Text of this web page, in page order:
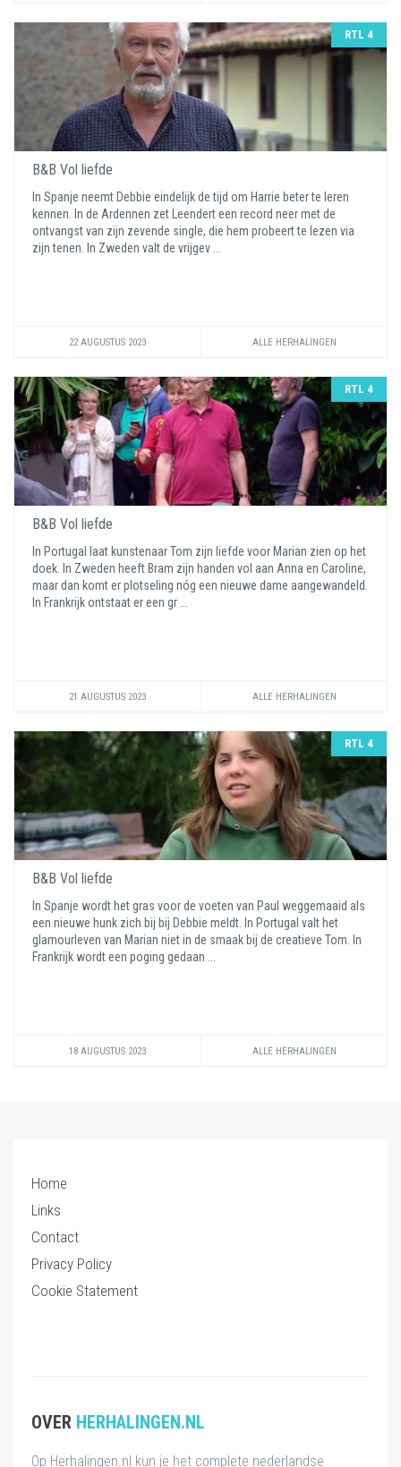
RTL 4
B&B Vol liefde
In Spanje neemt Debbie eindelijk de tijd om Harrie beter te leren
kennen. In de Ardennen zet Leendert een record neer met de
ontvangst van zijn zevende single, die hem probeert te lezen via
zijn tenen. In Zweden valt de vrijgev ...
22 AUGUSTUS 2023 ALLE HERHALINGEN
RTL 4
B&B Vol liefde
In Portugal laat kunstenaar Tom zijn liefde voor Marian zien op het
doek. In Zweden heeft Bram zijn handen vol aan Anna en Caroline,
maar dan komt er plotseling nóg een nieuwe dame aangewandeld.
In Frankrijk ontstaat er een gr ...
21 AUGUSTUS 2023 ALLE HERHALINGEN
RTL 4
B&B Vol liefde
In Spanje wordt het gras voor de voeten van Paul weggemaaid als
een nieuwe hunk zich bij bij Debbie meldt. In Portugal valt het
glamourleven van Marian niet in de smaak bij de creatieve Tom. In
Frankrijk wordt een poging gedaan ...
18 AUGUSTUS 2023 ALLE HERHALINGEN
Home
Links
Contact
Privacy Policy
Cookie Statement
OVER HERHALINGEN.NL
Op Herhalingen.nl kun je het complete nederlandse